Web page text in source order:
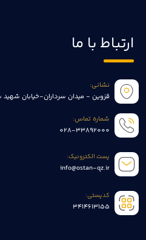
ارتباط با ما
نشانی:
قزوین - میدان سرداران-خیابان شهید
شماره تماس:
028-33892000
پست الکترونیک:
info@ostan-qz.ir
کدپستی:
3414613155